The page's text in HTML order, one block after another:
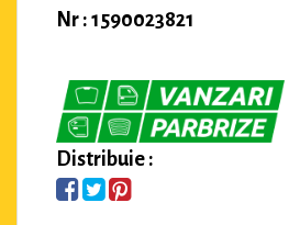
Nr : 1590023821
Distribuie :